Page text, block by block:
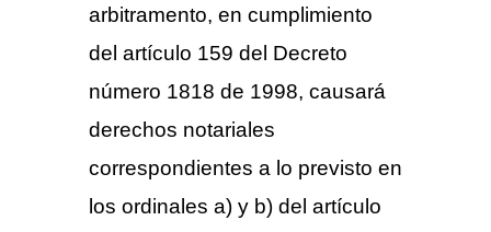
arbitramento, en cumplimiento
del artículo 159 del Decreto
número 1818 de 1998, causará
derechos notariales
correspondientes a lo previsto en
los ordinales a) y b) del artículo